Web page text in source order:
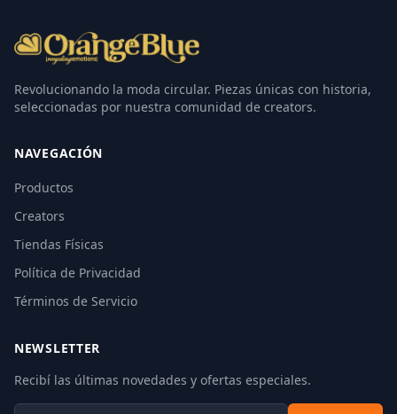
Revolucionando la moda circular. Piezas únicas con historia,
seleccionadas por nuestra comunidad de creators.
NAVEGACIÓN
Productos
Creators
Tiendas Físicas
Política de Privacidad
Términos de Servicio
NEWSLETTER
Recibí las últimas novedades y ofertas especiales.